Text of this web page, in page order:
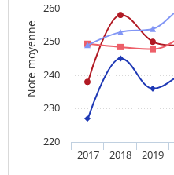
Note moyenne
2017 2018 2019
220
230
240
250
260